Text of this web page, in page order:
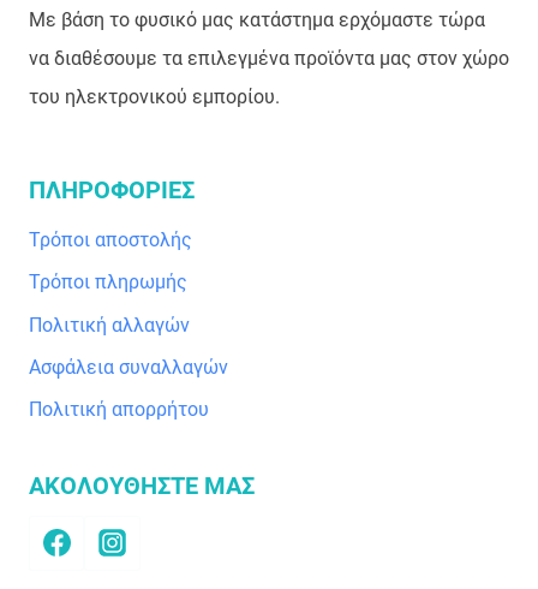
Με βάση το φυσικό μας κατάστημα ερχόμαστε τώρα
να διαθέσουμε τα επιλεγμένα προϊόντα μας στον χώρο
του ηλεκτρονικού εμπορίου.
ΠΛΗΡΟΦΟΡΙΕΣ
Τρόποι αποστολής
Τρόποι πληρωμής
Πολιτική αλλαγών
Ασφάλεια συναλλαγών
Πολιτική απορρήτου
ΑΚΟΛΟΥΘΗΣΤΕ ΜΑΣ